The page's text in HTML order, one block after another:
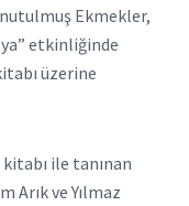
Ekmekler,
etkinliğinde
üzerine
kitabı ile tanınan
Arık ve Yılmaz